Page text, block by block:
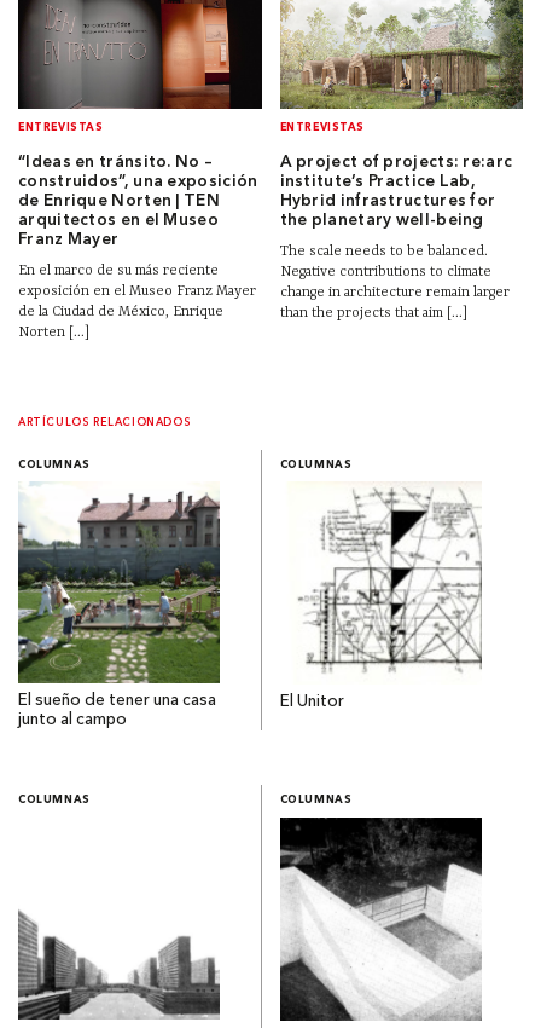
ENTREVISTAS
“Ideas en tránsito. No –
construidos”, una exposición
de Enrique Norten | TEN
arquitectos en el Museo
Franz Mayer
En el marco de su más reciente
exposición en el Museo Franz Mayer
de la Ciudad de México, Enrique
Norten [...]
ENTREVISTAS
A project of projects: re:arc
institute’s Practice Lab,
Hybrid infrastructures for
the planetary well-being
The scale needs to be balanced.
Negative contributions to climate
change in architecture remain larger
than the projects that aim [...]
ARTÍCULOS RELACIONADOS
COLUMNAS
El sueño de tener una casa
junto al campo
COLUMNAS
El Unitor
COLUMNAS COLUMNAS